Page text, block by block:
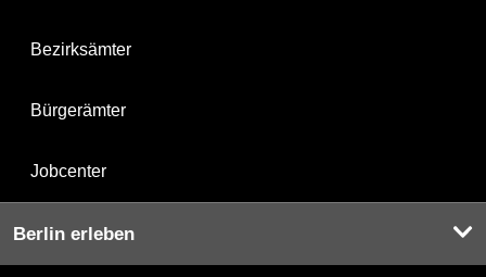
Bezirksämter
Bürgerämter
Jobcenter
Berlin erleben